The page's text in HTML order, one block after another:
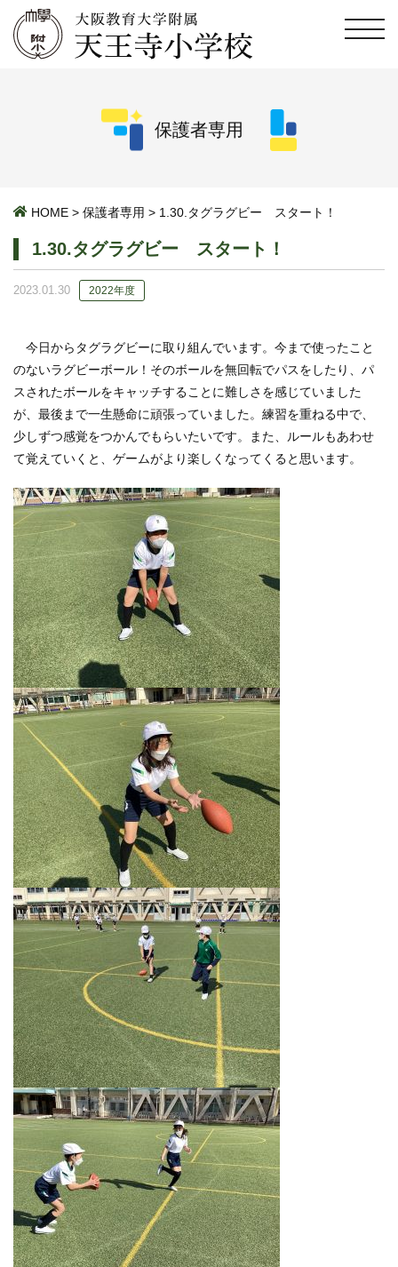
保護者専用
HOME > 保護者専用 > 1.30.タグラグビー スタート！
1.30.タグラグビー スタート！
2023.01.30 2022年度
今日からタグラグビーに取り組んでいます。今まで使ったこと
のないラグビーボール！そのボールを無回転でパスをしたり、パ
スされたボールをキャッチすることに難しさを感じていました
が、最後まで一生懸命に頑張っていました。練習を重ねる中で、
少しずつ感覚をつかんでもらいたいです。また、ルールもあわせ
て覚えていくと、ゲームがより楽しくなってくると思います。